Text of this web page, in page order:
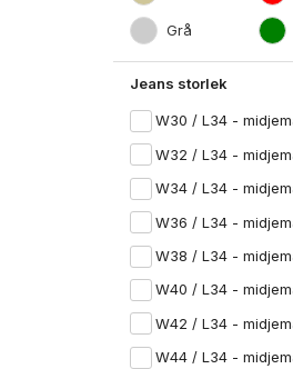
Grå
Jeans storlek
W30 / L34 -
W32 / L34 -
W34 / L34 -
W36 / L34 -
W38 / L34 -
W40 / L34 -
W42 / L34 -
W44 / L34 -